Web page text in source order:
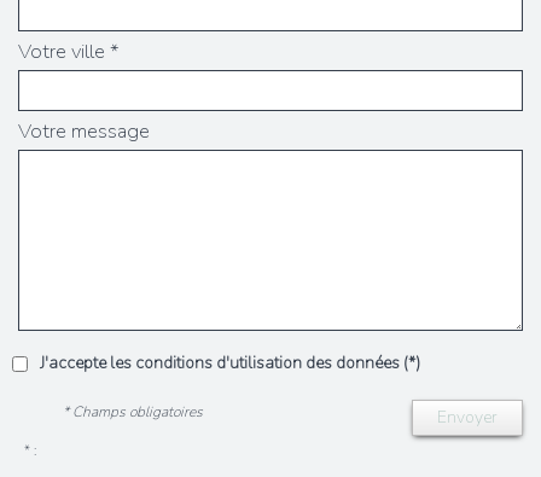
Votre ville *
Votre message
J'accepte les conditions d'utilisation des données (*)
Envoyer
* Champs obligatoires
* :